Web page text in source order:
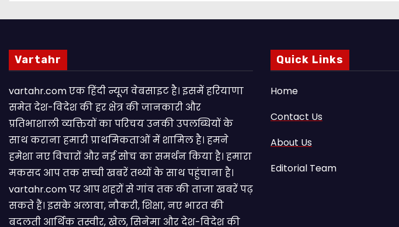
Vartahr
vartahr.com एक हिंदी न्यूज वेबसाइट है। इसमें हरियाणा
समेत देश-विदेश की हर क्षेत्र की जानकारी और
प्रतिभाशाली व्यक्तियों का परिचय उनकी उपलब्धियों के
साथ कराना हमारी प्राथमिकताओं में शामिल है। हमने
हमेशा नए विचारों और नई सोच का समर्थन किया है। हमारा
मकसद आप तक सच्ची खबरें तथ्यों के साथ पहुंचाना है।
vartahr.com पर आप शहरों से गांव तक की ताजा खबरें पढ़
सकते हैं। इसके अलावा, नौकरी, शिक्षा, नए भारत की
बदलती आर्थिक तस्वीर, खेल, सिनेमा और देश-विदेश की
Quick Links
Home
Contact Us
About Us
Editorial Team